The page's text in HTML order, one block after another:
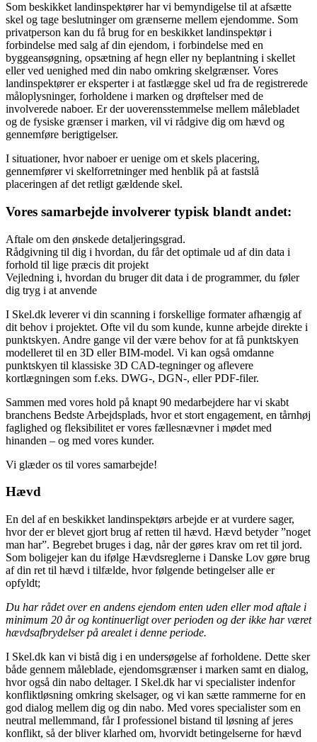
Som beskikket landinspektører har vi bemyndigelse til at afsætte
skel og tage beslutninger om grænserne mellem ejendomme. Som
privatperson kan du få brug for en beskikket landinspektør i
forbindelse med salg af din ejendom, i forbindelse med en
byggeansøgning, opsætning af hegn eller ny beplantning i skellet
eller ved uenighed med din nabo omkring skelgrænser. Vores
landinspektører er eksperter i at fastlægge skel ud fra de registrerede
måloplysninger, forholdene i marken og drøftelser med de
involverede naboer. Er der uoverensstemmelse mellem målebladet
og de fysiske grænser i marken, vil vi rådgive dig om hævd og
gennemføre berigtigelser.
I situationer, hvor naboer er uenige om et skels placering,
gennemfører vi skelforretninger med henblik på at fastslå
placeringen af det retligt gældende skel.
Vores samarbejde involverer typisk blandt andet:
Aftale om den ønskede detaljeringsgrad.
Rådgivning til dig i hvordan, du får det optimale ud af din data i
forhold til lige præcis dit projekt
Vejledning i, hvordan du bruger dit data i de programmer, du føler
dig tryg i at anvende
I Skel.dk leverer vi din scanning i forskellige formater afhængig af
dit behov i projektet. Ofte vil du som kunde, kunne arbejde direkte i
punktskyen. Andre gange vil der være behov for at få punktskyen
modelleret til en 3D eller BIM-model. Vi kan også omdanne
punktskyen til klassiske 3D CAD-tegninger og aflevere
kortlægningen som f.eks. DWG-, DGN-, eller PDF-filer.
Sammen med vores hold på knapt 90 medarbejdere har vi skabt
branchens Bedste Arbejdsplads, hvor et stort engagement, en tårnhøj
faglighed og fleksibilitet er vores fællesnævner i mødet med
hinanden – og med vores kunder.
Vi glæder os til vores samarbejde!
Hævd
En del af en beskikket landinspektørs arbejde er at vurdere sager,
hvor der er blevet gjort brug af retten til hævd. Hævd betyder ”noget
man har”. Begrebet bruges i dag, når der gøres krav om ret til jord.
Som boligejer kan du ifølge Hævdsreglerne i Danske Lov gøre brug
af din ret til hævd i tilfælde, hvor følgende betingelser alle er
opfyldt;
Du har rådet over en andens ejendom enten uden eller mod aftale i
minimum 20 år og kontinuerligt over perioden og der ikke har været
hævdsafbrydelser på arealet i denne periode.
I Skel.dk kan vi bistå dig i en undersøgelse af forholdene. Dette sker
både gennem måleblade, ejendomsgrænser i marken samt en dialog,
hvor også din nabo deltager. I Skel.dk har vi specialister indenfor
konfliktløsning omkring skelsager, og vi kan sætte rammerne for en
god dialog mellem dig og din nabo. Med vores specialister som en
neutral mellemmand, får I professionel bistand til løsning af jeres
konflikt, så der bliver klarhed om, hvorvidt betingelserne for hævd